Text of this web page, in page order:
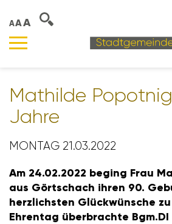
AAA
Mathilde
Jahre
MONTAG 21.03.2022
Am 24.02.2022 beging Frau
aus Gört­schach ihren 90.
herz­lichsten Glück­wün­sche
Ehrentag über­brachte